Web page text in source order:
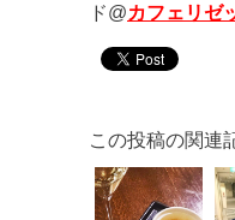
ド@カフェリゼ
この投稿の関連